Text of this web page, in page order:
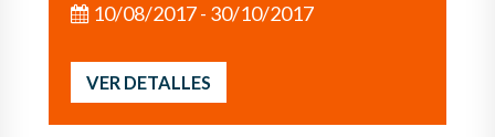
10/08/2017 - 30/10/2017
VER DETALLES